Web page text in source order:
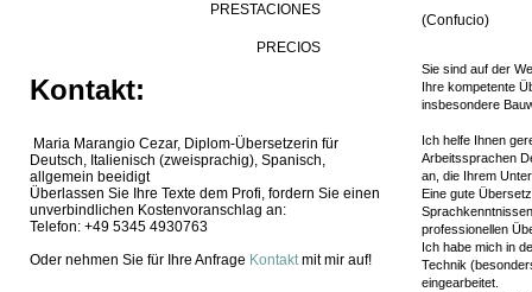
(Confucio)
Sie sind auf der
Ihre kompetente
insbesondere
Ich helfe Ihnen
Arbeitssprachen
an, die Ihrem
Eine gute
professionellen
Ich habe mich in
Technik
eingearbeitet.
PRESTACIONES
PRECIOS
Kontakt:
Maria Marangio Cezar, Diplom-Übersetzerin für
Deutsch, Italienisch (zweisprachig), Spanisch,
allgemein beeidigt
Überlassen Sie Ihre Texte dem Profi, fordern Sie einen
unverbindlichen Kostenvoranschlag an:
Telefon: +49 5345 4930763
Oder nehmen Sie für Ihre Anfrage Kontaktmit mir auf!